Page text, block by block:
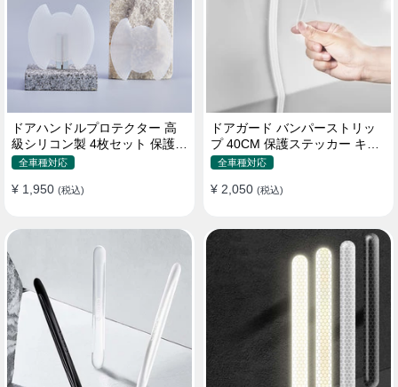
ドアハンドルプロテクター 高
級シリコン製 4枚セット 保護フ
ィルム キズ防止 全車種
全車種対応
¥ 1,950 (税込)
ドアガード バンパーストリッ
プ 40CM 保護ステッカー キズ
防止 プロテクターシール
全車種対応
¥ 2,050 (税込)